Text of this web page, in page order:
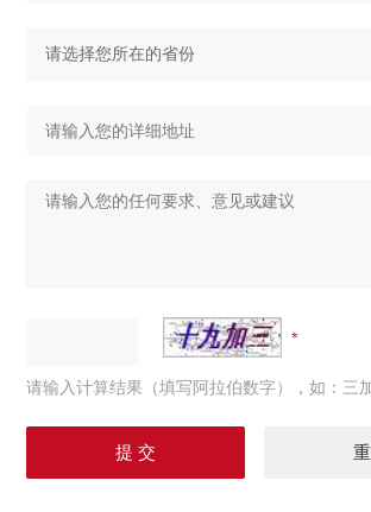
请输入计算结果（填写阿拉伯数字），如：三